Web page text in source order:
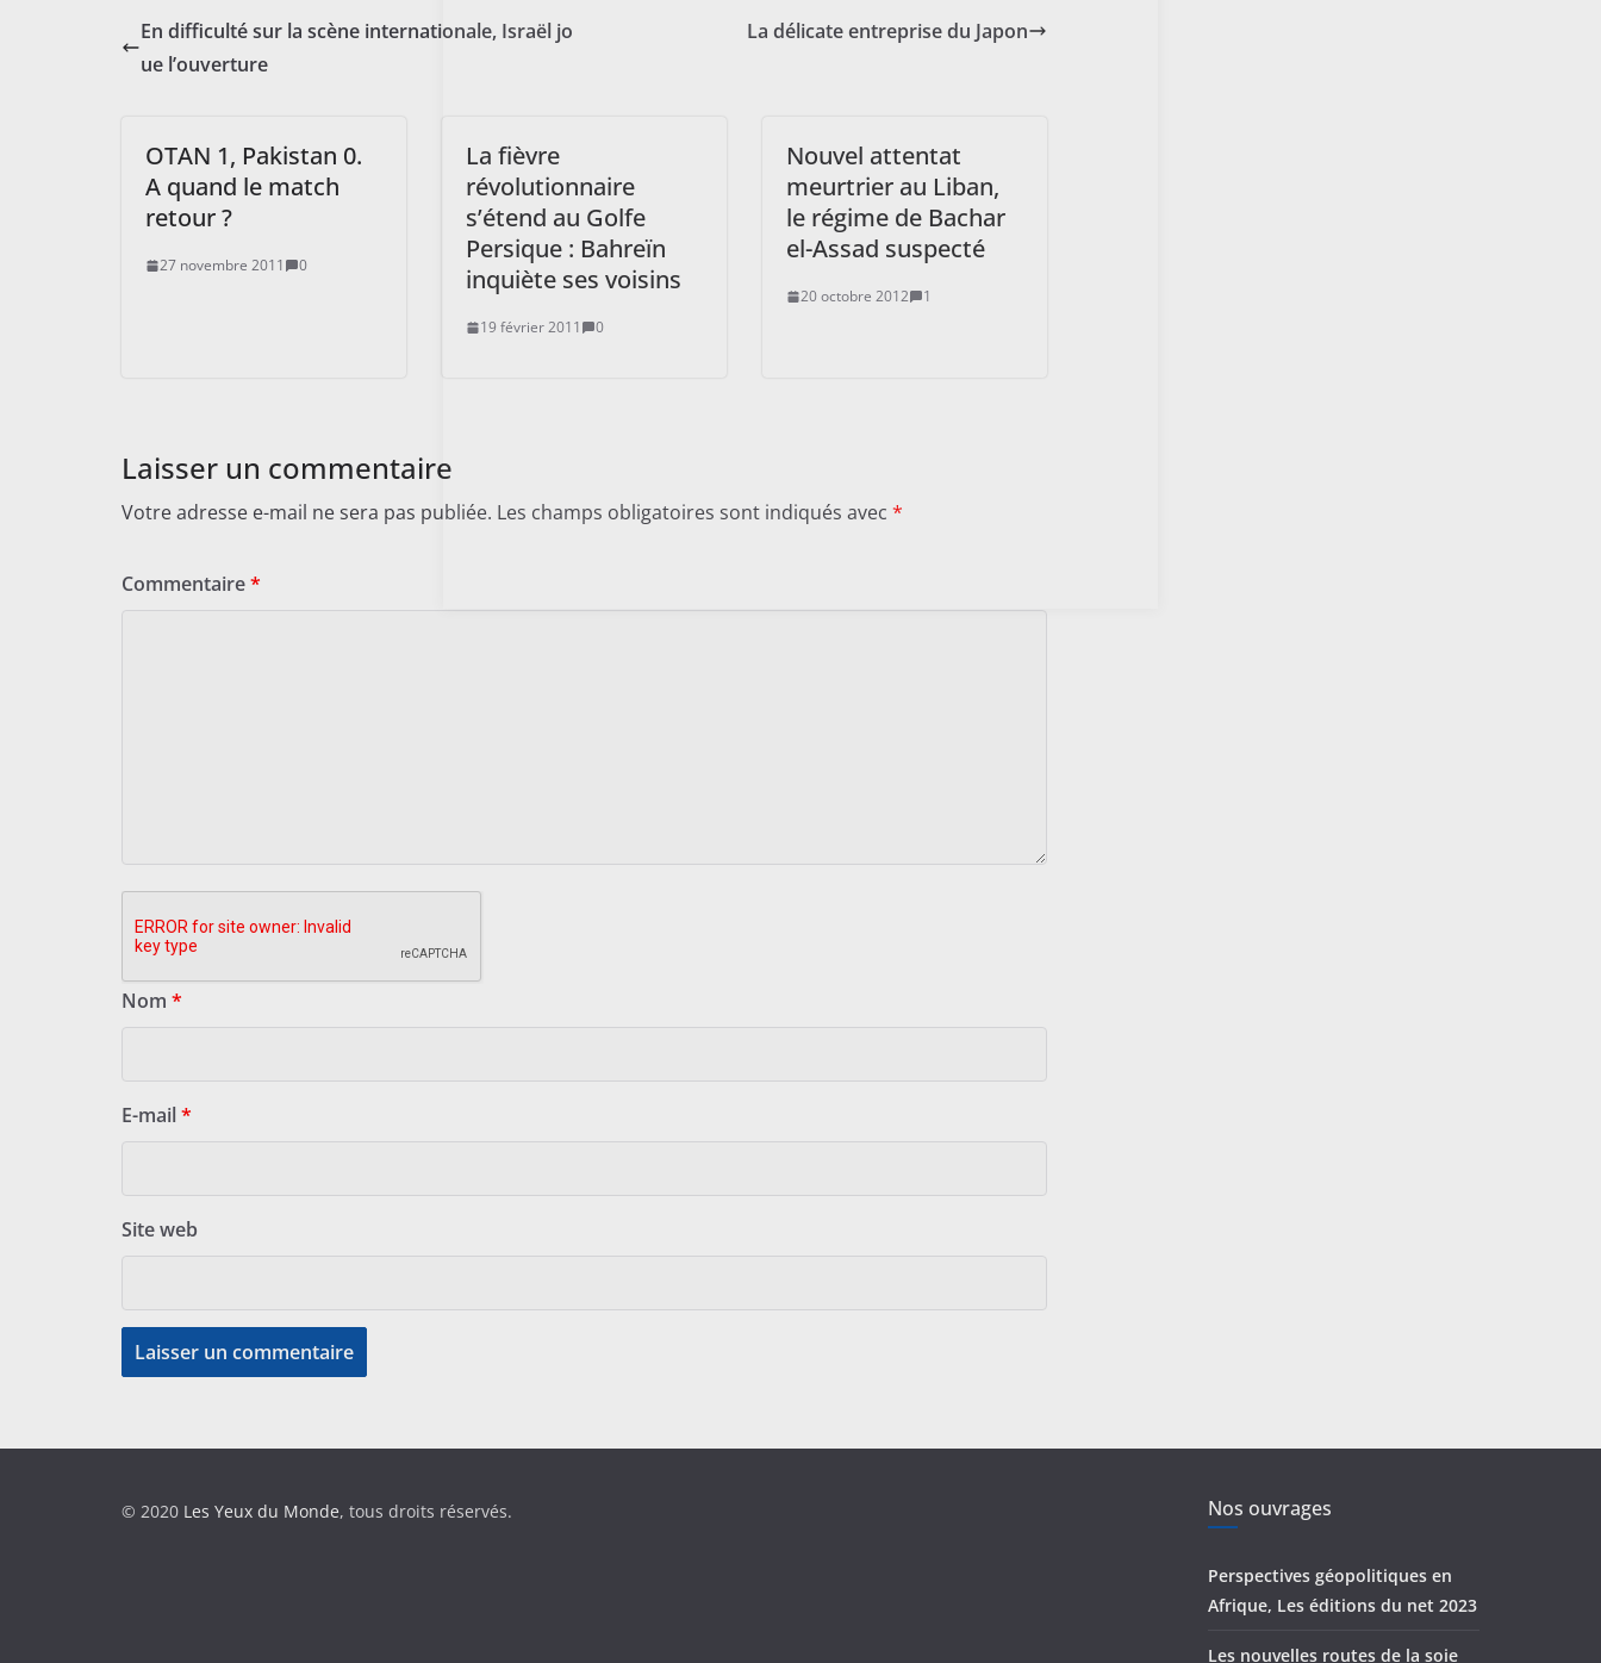
En difficulté sur la scène internationale, Israël jo
ue l’ouverture
La délicate entreprise du Japon
OTAN 1, Pakistan 0.
A quand le match
retour ?
27 novembre 2011 0
La fièvre
révolutionnaire
s’étend au Golfe
Persique : Bahreïn
inquiète ses voisins
19 février 2011 0
Nouvel attentat
meurtrier au Liban,
le régime de Bachar
el-Assad suspecté
20 octobre 2012 1
Laisser un commentaire
Votre adresse e-mail ne sera pas publiée. Les champs obligatoires sont indiqués avec *
Commentaire*
Nom *
E-mail*
Site web
© 2020 Les Yeux du Monde, tous droits réservés. Nos ouvrages
Perspectives géopolitiques en
Afrique, Les éditions du net 2023
Les nouvelles routes de la soie